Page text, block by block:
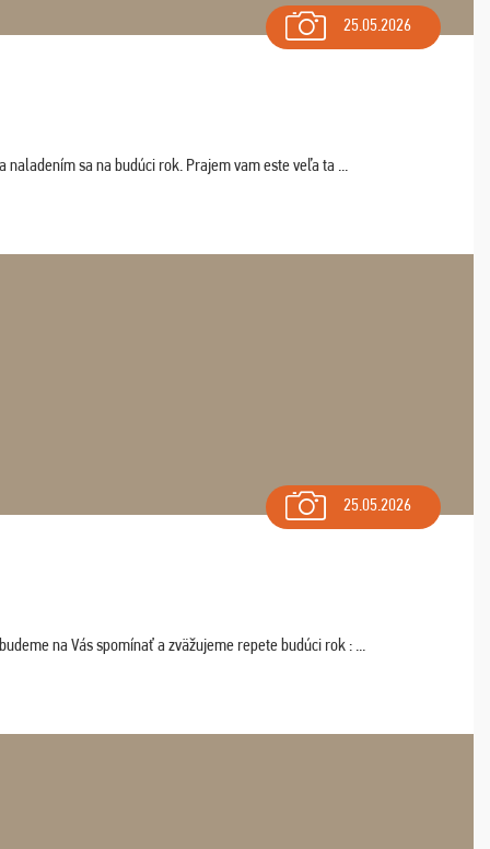
25.05.2026
sa na budúci rok. Prajem vam este veľa ta ...
25.05.2026
na Vás spomínať a zväžujeme repete budúci rok : ...